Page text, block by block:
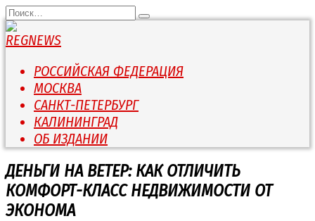
Перейти
к
содержанию
Search
for:
РОССИЙСКАЯ ФЕДЕРАЦИЯ
МОСКВА
САНКТ-ПЕТЕРБУРГ
КАЛИНИНГРАД
ОБ ИЗДАНИИ
ДЕНЬГИ НА ВЕТЕР: КАК ОТЛИЧИТЬ
КОМФОРТ-КЛАСС НЕДВИЖИМОСТИ ОТ
ЭКОНОМА